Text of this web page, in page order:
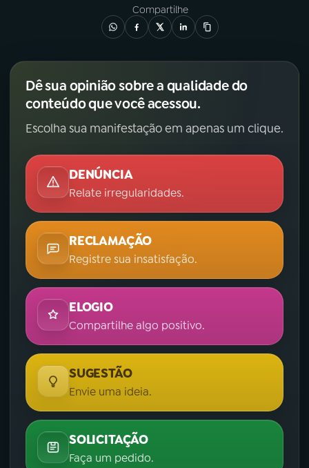
Compartilhe
Dê sua opinião sobre a qualidade do
conteúdo que você acessou.
Escolha sua manifestação em apenas um clique.
DENÚNCIA
Relate irregularidades.
RECLAMAÇÃO
Registre sua insatisfação.
ELOGIO
Compartilhe algo positivo.
SUGESTÃO
Envie uma ideia.
SOLICITAÇÃO
Faça um pedido.